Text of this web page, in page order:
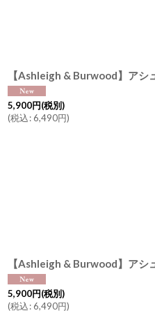
5,900円(税別)
(税込:6,490円)
5,900円(税別)
(税込:6,490円)